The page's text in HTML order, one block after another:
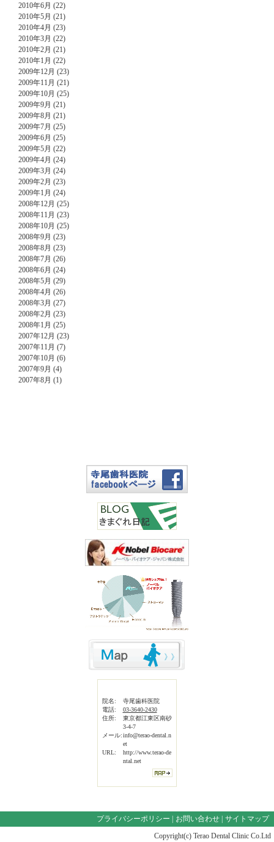
2010年6月 (22)
2010年5月 (21)
2010年4月 (23)
2010年3月 (22)
2010年2月 (21)
2010年1月 (22)
2009年12月 (23)
2009年11月 (21)
2009年10月 (25)
2009年9月 (21)
2009年8月 (21)
2009年7月 (25)
2009年6月 (25)
2009年5月 (22)
2009年4月 (24)
2009年3月 (24)
2009年2月 (23)
2009年1月 (24)
2008年12月 (25)
2008年11月 (23)
2008年10月 (25)
2008年9月 (23)
2008年8月 (23)
2008年7月 (26)
2008年6月 (24)
2008年5月 (29)
2008年4月 (26)
2008年3月 (27)
2008年2月 (23)
2008年1月 (25)
2007年12月 (23)
2007年11月 (7)
2007年10月 (6)
2007年9月 (4)
2007年8月 (1)
院名:
寺尾歯科医院
電話:
03-3640-2430
住所:
東京都江東区南砂
3-4-7
メール:info@terao-dental.n
et
URL:
http://www.terao-de
ntal.net
プライバシーポリシー | お問い合わせ | サイトマップ
Copyright(c) Terao Dental Clinic Co.Ltd